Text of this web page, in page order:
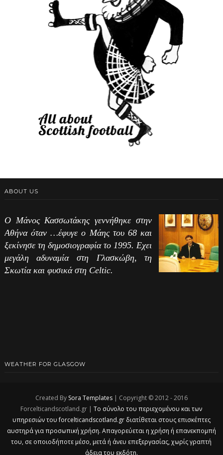
ABOUT US
Ο Μάνος Κασσωτάκης γεννήθηκε στην
Αθήνα όταν …έφυγε ο Μάης του 68 και
ξεκίνησε τη δημοσιογραφία το 1995. Εχει
μεγάλη αδυναμία στη Γλασκώβη, τη
Σκωτία και φυσικά στη Celtic.
WEATHER FOR GLASGOW
Created By Sora Templates| Copyright © 2012 - 2016
Forcelticandscotland.gr |Το σύνολο του περιεχομένου και των
υπηρεσιών του forcelticandscotland.gr διατίθεται στους επισκέπτες
αυστηρά για προσωπική χρήση. Απαγορεύεται η χρήση ή επανεκπομπή
του, σε οποιοδήποτε μέσο, μετά ή άνευ επεξεργασίας, χωρίς γραπτή
άδεια του εκδότη.